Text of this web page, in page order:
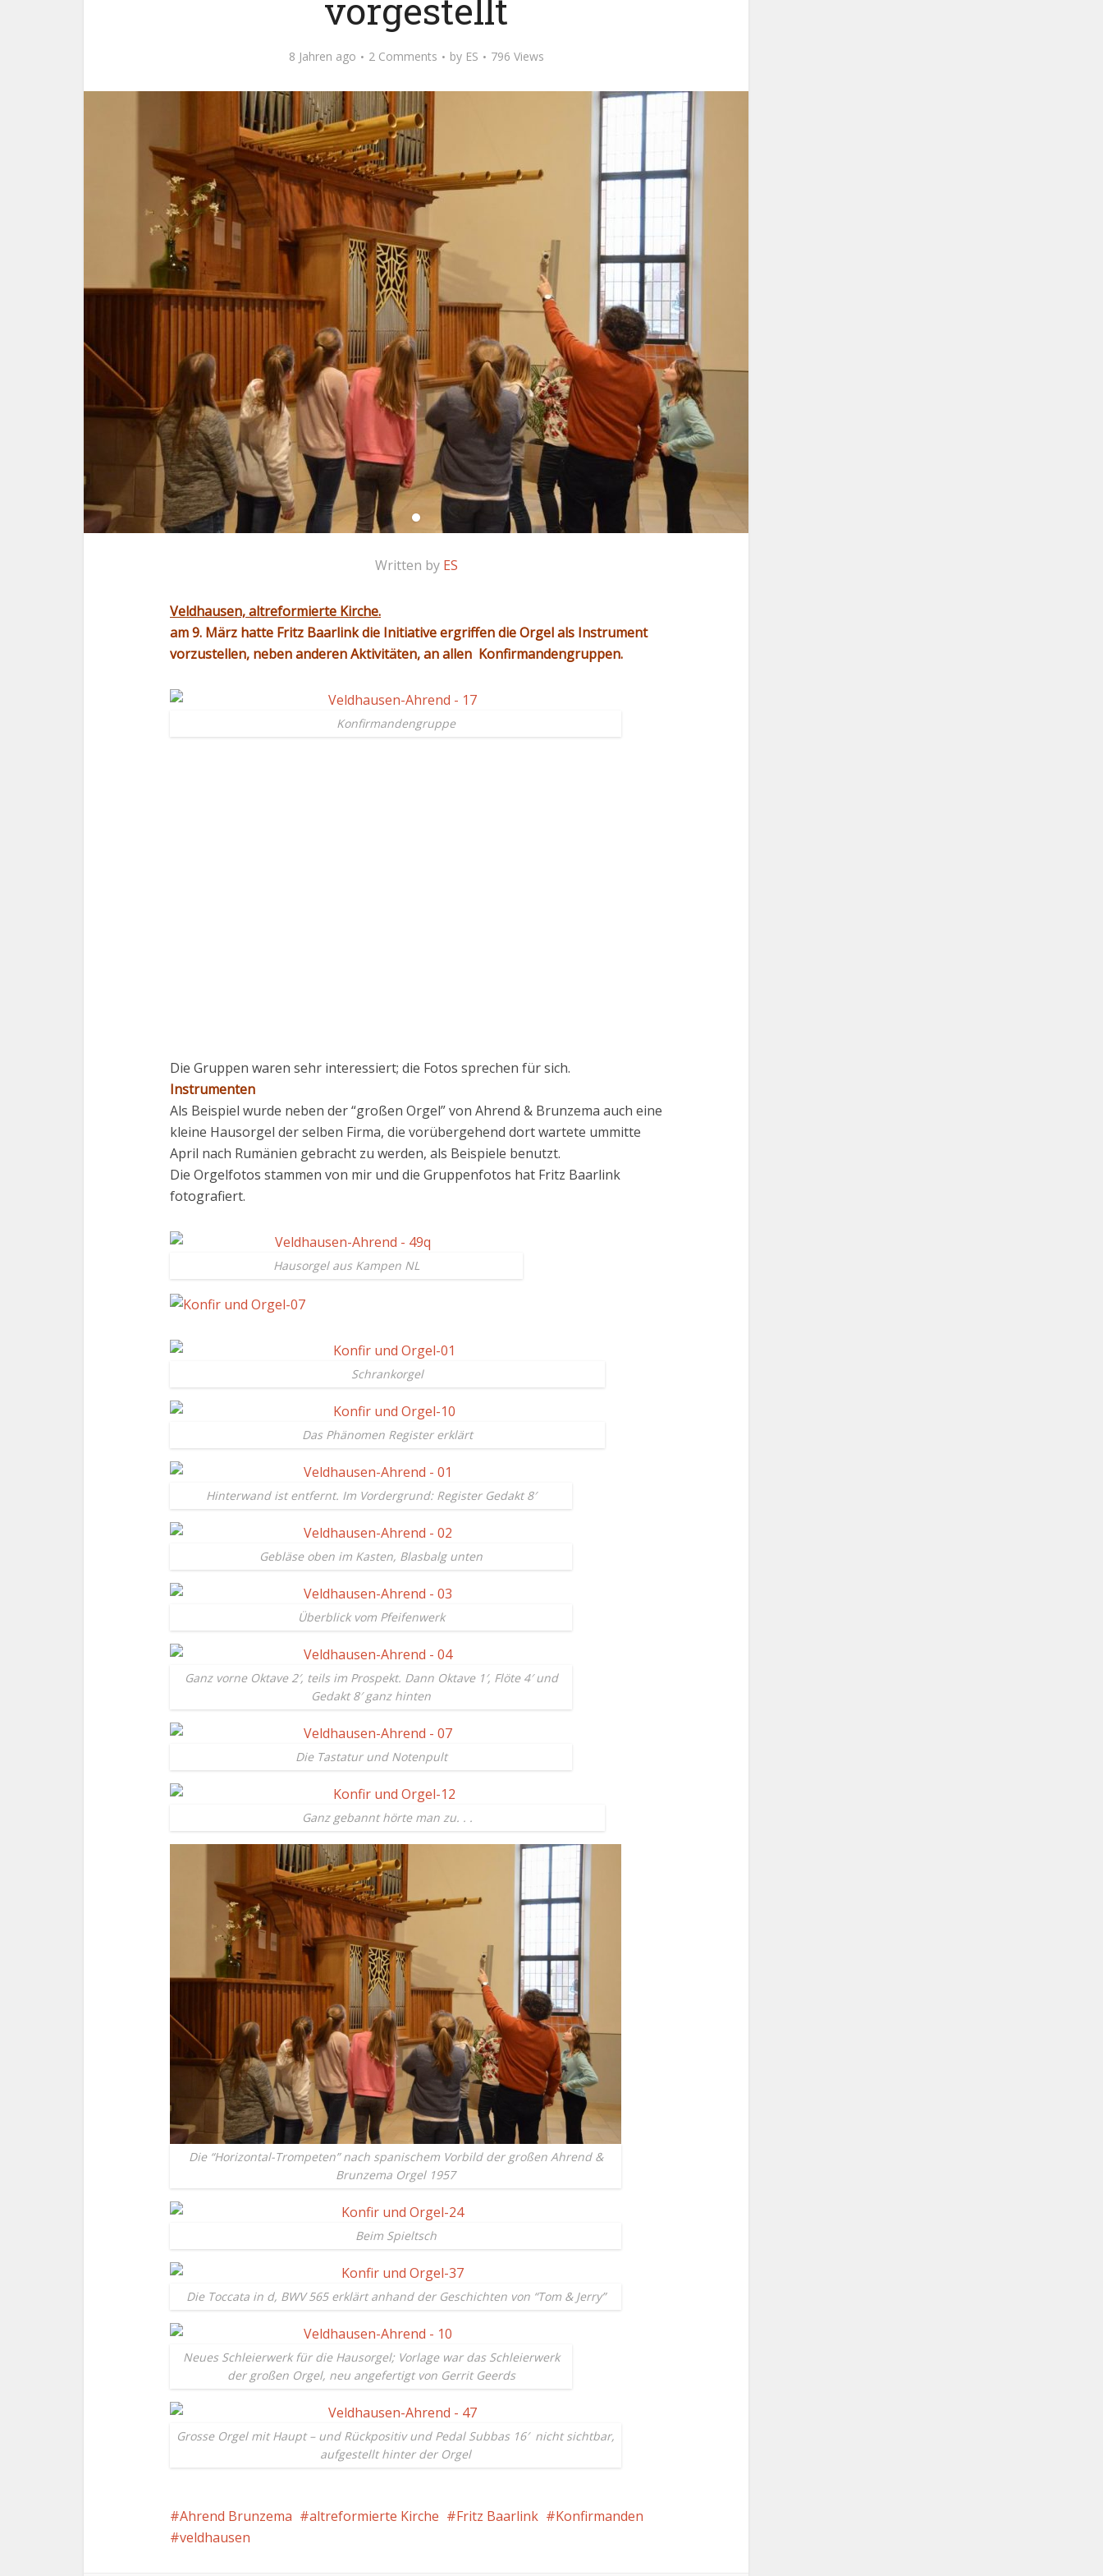
vorgestellt
8 Jahren ago 2 Comments by ES 796 Views
Written by ES
Veldhausen, altreformierte Kirche.
am 9. März hatte Fritz Baarlink die Initiative ergriffen die Orgel als Instrument
vorzustellen, neben anderen Aktivitäten, an allen Konfirmandengruppen.
Konfirmandengruppe
Die Gruppen waren sehr interessiert; die Fotos sprechen für sich.
Instrumenten
Als Beispiel wurde neben der “großen Orgel” von Ahrend & Brunzema auch eine
kleine Hausorgel der selben Firma, die vorübergehend dort wartete ummitte
April nach Rumänien gebracht zu werden, als Beispiele benutzt.
Die Orgelfotos stammen von mir und die Gruppenfotos hat Fritz Baarlink
fotografiert.
Hausorgel aus Kampen NL
Schrankorgel
Das Phänomen Register erklärt
Hinterwand ist entfernt. Im Vordergrund: Register Gedakt 8′
Gebläse oben im Kasten, Blasbalg unten
Überblick vom Pfeifenwerk
Ganz vorne Oktave 2′, teils im Prospekt. Dann Oktave 1′, Flöte 4′ und
Gedakt 8′ ganz hinten
Die Tastatur und Notenpult
Ganz gebannt hörte man zu. . .
Die “Horizontal-Trompeten” nach spanischem Vorbild der großen Ahrend &
Brunzema Orgel 1957
Beim Spieltsch
Die Toccata in d, BWV 565 erklärt anhand der Geschichten von “Tom & Jerry”
Neues Schleierwerk für die Hausorgel; Vorlage war das Schleierwerk
der großen Orgel, neu angefertigt von Gerrit Geerds
Grosse Orgel mit Haupt – und Rückpositiv und Pedal Subbas 16′ nicht sichtbar,
aufgestellt hinter der Orgel
Ahrend Brunzema altreformierte Kirche Fritz Baarlink
Konfirmanden
veldhausen